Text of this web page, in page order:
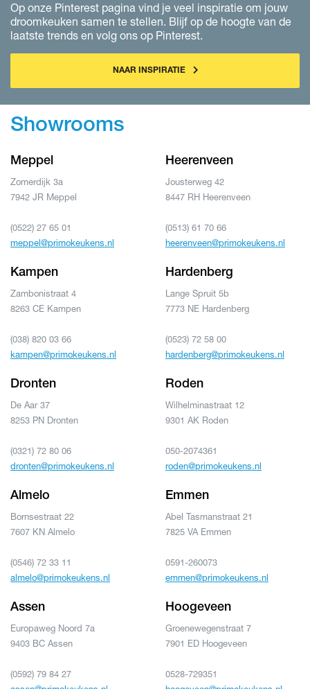
Op onze Pinterest pagina vind je veel inspiratie om jouw
droomkeuken samen te stellen. Blijf op de hoogte van de
laatste trends en volg ons op Pinterest.
NAAR INSPIRATIE
Showrooms
Meppel
Zomerdijk 3a
7942 JR Meppel
(0522) 27 65 01
meppel@primokeukens.nl
Heerenveen
Jousterweg 42
8447 RH Heerenveen
(0513) 61 70 66
heerenveen@primokeukens.nl
Kampen
Zambonistraat 4
8263 CE Kampen
(038) 820 03 66
kampen@primokeukens.nl
Hardenberg
Lange Spruit 5b
7773 NE Hardenberg
(0523) 72 58 00
hardenberg@primokeukens.nl
Dronten
De Aar 37
8253 PN Dronten
(0321) 72 80 06
dronten@primokeukens.nl
Roden
Wilhelminastraat 12
9301 AK Roden
050-2074361
roden@primokeukens.nl
Almelo
Bornsestraat 22
7607 KN Almelo
(0546) 72 33 11
almelo@primokeukens.nl
Emmen
Abel Tasmanstraat 21
7825 VA Emmen
0591-260073
emmen@primokeukens.nl
Assen
Europaweg Noord 7a
9403 BC Assen
(0592) 79 84 27
Hoogeveen
Groenewegenstraat 7
7901 ED Hoogeveen
0528-729351